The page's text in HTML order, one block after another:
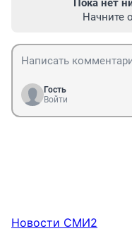
Пока нет
Начните
Гость
Войти
Новости СМИ2